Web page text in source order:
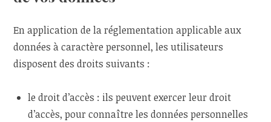
En application de la réglementation applicable aux
données à caractère personnel, les utilisateurs
disposent des droits suivants :
le droit d’accès : ils peuvent exercer leur droit
d’accès, pour connaître les données personnelles